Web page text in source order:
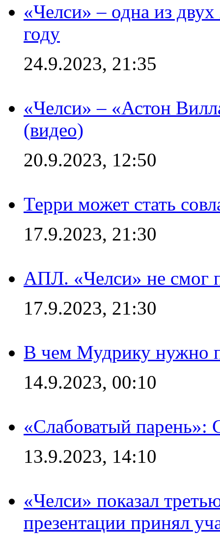
«Челси» – одна из
году
24.9.2023, 21:35
«Челси» – «Астон
(видео)
20.9.2023, 12:50
Терри может стать
17.9.2023, 21:30
АПЛ. «Челси» не смог
17.9.2023, 21:30
В чем Мудрику нужно
14.9.2023, 00:10
«Слабоватый парень»:
13.9.2023, 14:10
«Челси» показал
презентации принял